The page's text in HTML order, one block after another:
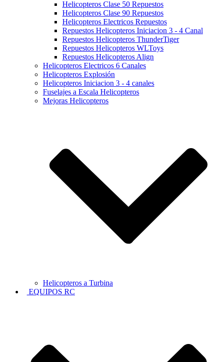
Helicopteros Clase 50 Repuestos
Helicopteros Clase 90 Repuestos
Helicopteros Electricos Repuestos
Repuestos Helicopteros Iniciacion 3 - 4 Canal
Repuestos Helicopteros ThunderTiger
Repuestos Helicopteros WLToys
Repuestos Helicopteros Align
Helicopteros Electricos 6 Canales
Helicopteros Explosión
Helicopteros Iniciacion 3 - 4 canales
Fuselajes a Escala Helicopteros
Mejoras Helicopteros
Helicopteros a Turbina
EQUIPOS RC